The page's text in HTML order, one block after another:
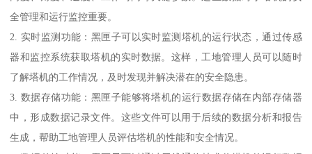
全管理和运行监控重要。
2. 实时监测功能：黑匣子可以实时监测塔机的运行状态，通过传感
器和监控系统获取塔机的实时数据。这样，工地管理人员可以随时
了解塔机的工作情况，及时发现并解决潜在的安全隐患。
3. 数据存储功能：黑匣子能够将塔机的运行数据存储在内部存储器
中，形成数据记录文件。这些文件可以用于后续的数据分析和报告
生成，帮助工地管理人员评估塔机的性能和安全情况。